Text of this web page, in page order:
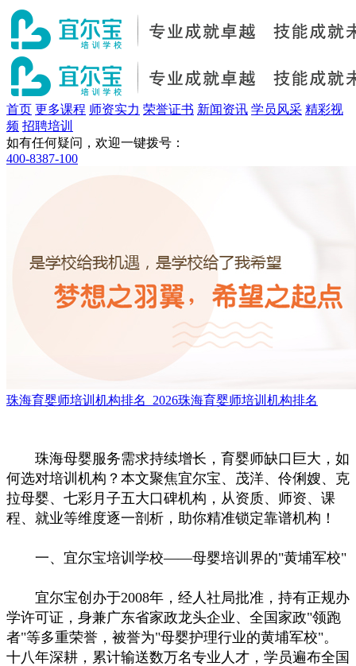
首页 更多课程 师资实力 荣誉证书 新闻资讯 学员风采 精彩视
频 招聘培训
如有任何疑问，欢迎一键拨号：
400-8387-100
珠海育婴师培训机构排名_2026珠海育婴师培训机构排名
珠海母婴服务需求持续增长，育婴师缺口巨大，如
何选对培训机构？本文聚焦宜尔宝、茂洋、伶俐嫂、克
拉母婴、七彩月子五大口碑机构，从资质、师资、课
程、就业等维度逐一剖析，助你精准锁定靠谱机构！
一、宜尔宝培训学校——母婴培训界的"黄埔军校"
宜尔宝创办于2008年，经人社局批准，持有正规办
学许可证，身兼广东省家政龙头企业、全国家政"领跑
者"等多重荣誉，被誉为"母婴护理行业的黄埔军校"。
十八年深耕，累计输送数万名专业人才，学员遍布全国